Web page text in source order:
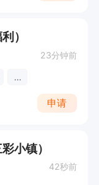
）
23分钟前
...
申请
小镇）
42秒前